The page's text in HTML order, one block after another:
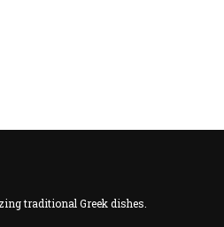
traditional Greek dishes.